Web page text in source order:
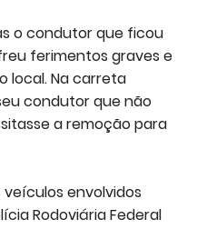
o condutor que ficou
ferimentos graves e
local. Na carreta
condutor que não
a remoção para
envolvidos
Rodoviária Federal